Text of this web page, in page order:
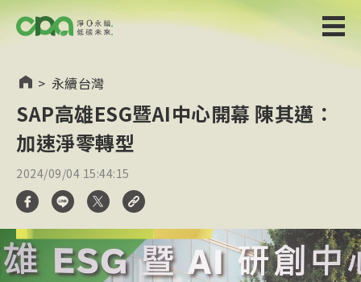
> 永續台灣
SAP高雄ESG暨AI中心開幕 陳其邁：
加速淨零轉型
2024/09/04 15:44:15